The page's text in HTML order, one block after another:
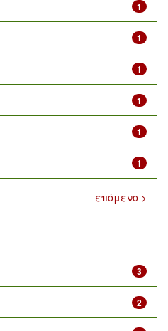
1
1
1
1
1
1
επόμενο >
3
2